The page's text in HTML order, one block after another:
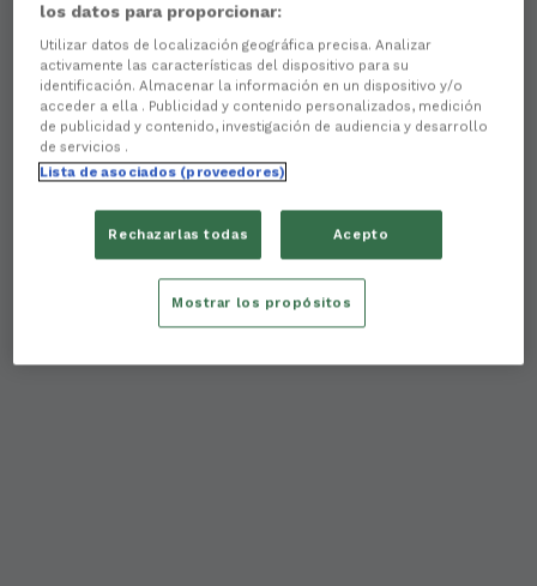
los datos para proporcionar:
Utilizar datos de localización geográfica precisa. Analizar
activamente las características del dispositivo para su
identificación. Almacenar la información en un dispositivo y/o
acceder a ella . Publicidad y contenido personalizados, medición
de publicidad y contenido, investigación de audiencia y desarrollo
de servicios .
Lista de asociados (proveedores)
Rechazarlas todas Acepto
Mostrar los propósitos